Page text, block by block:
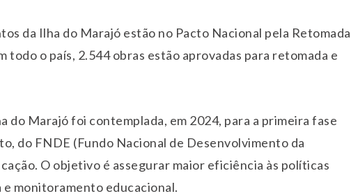
da Ilha do Marajó estão no Pacto Nacional pela Retomada
todo o país, 2.544 obras estão aprovadas para retomada e
do Marajó foi contemplada, em 2024, para a primeira fase
do FNDE (Fundo Nacional de Desenvolvimento da
O objetivo é assegurar maior eficiência às políticas
monitoramento educacional.